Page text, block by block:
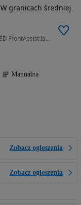
999 cm3 • 95 KM • 1,0 TSI 95KM Active Klima LED FrontAssist Isofix 1WŁ SalonPL ASO FV23%
Manualna
Zobacz ogłoszenia
Zobacz ogłoszenia
W granicach średniej